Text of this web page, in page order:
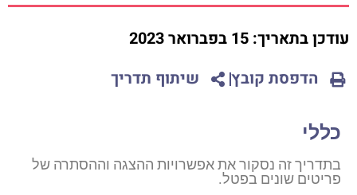
עודכן בתאריך:15 בפברואר 2023
הדפסת קובץ
שיתוף תדריך
כללי
בתדריך זה נסקור את אפשרויות ההצגה וההסתרה של
פריטים שונים בפטל.